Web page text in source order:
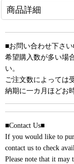
商品詳細
■お問い合わせ下さ
希望購入数が多い場
い。
ご注文数によっては
納期に一カ月ほどお
■Contact Us■
If you would like to
contact us to check
Please note that it